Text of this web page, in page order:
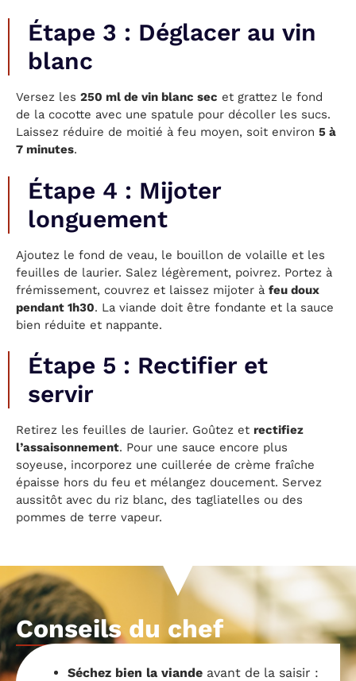
Étape 3 : Déglacer au vin
blanc
Versez les 250 ml de vin blanc sec et grattez le fond
de la cocotte avec une spatule pour décoller les sucs.
Laissez réduire de moitié à feu moyen, soit environ 5 à
7 minutes.
Étape 4 : Mijoter
longuement
Ajoutez le fond de veau, le bouillon de volaille et les
feuilles de laurier. Salez légèrement, poivrez. Portez à
frémissement, couvrez et laissez mijoter à feu doux
pendant 1h30. La viande doit être fondante et la sauce
bien réduite et nappante.
Étape 5 : Rectifier et
servir
Retirez les feuilles de laurier. Goûtez et rectifiez
l’assaisonnement. Pour une sauce encore plus
soyeuse, incorporez une cuillerée de crème fraîche
épaisse hors du feu et mélangez doucement. Servez
aussitôt avec du riz blanc, des tagliatelles ou des
pommes de terre vapeur.
Conseils du chef
Séchez bien la viande avant de la saisir :